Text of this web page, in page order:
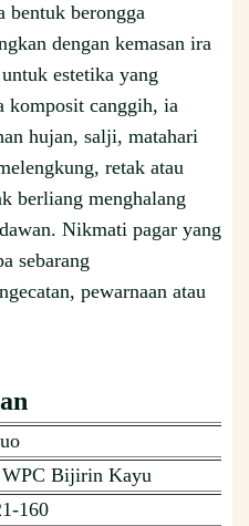
bentuk berongga
dengan kemasan ira
estetika yang
komposit canggih, ia
hujan, salji, matahari
retak atau
berliang menghalang
Nikmati pagar yang
sebarang
pewarnaan atau
Bijirin Kayu
160